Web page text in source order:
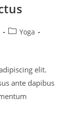
Categoría
Yoga
elit.
ante dapibus